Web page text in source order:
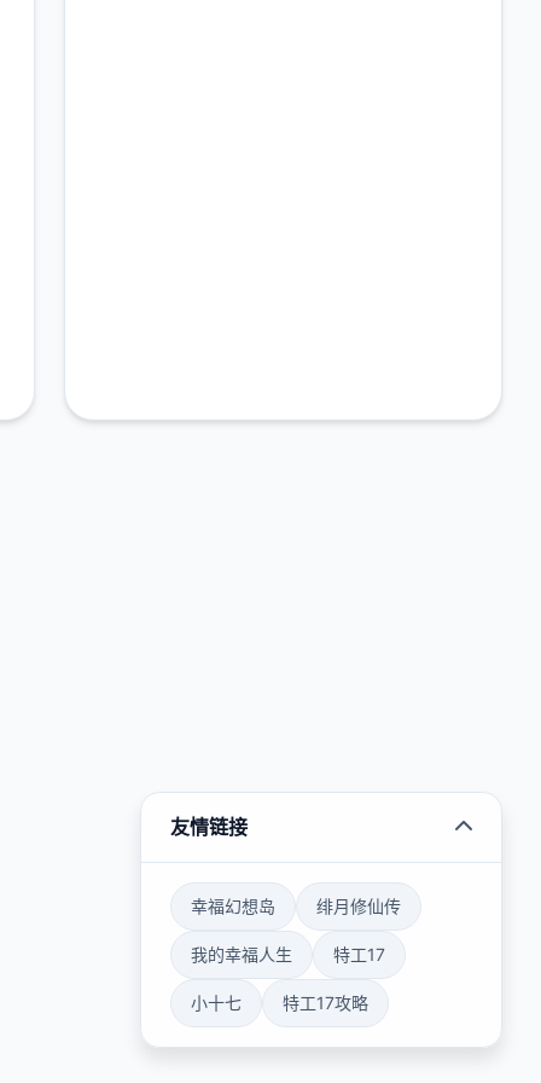
友情链接
幸福幻想岛 绯月修仙传
我的幸福人生 特工17
小十七 特工17攻略